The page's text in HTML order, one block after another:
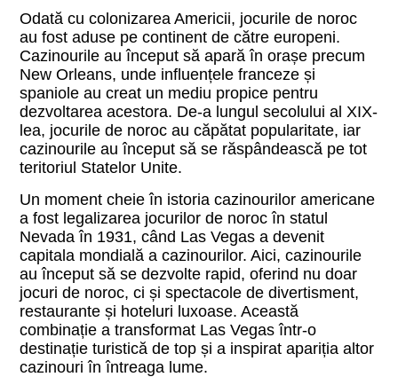
Odată cu colonizarea Americii, jocurile de noroc
au fost aduse pe continent de către europeni.
Cazinourile au început să apară în orașe precum
New Orleans, unde influențele franceze și
spaniole au creat un mediu propice pentru
dezvoltarea acestora. De-a lungul secolului al XIX-
lea, jocurile de noroc au căpătat popularitate, iar
cazinourile au început să se răspândească pe tot
teritoriul Statelor Unite.
Un moment cheie în istoria cazinourilor americane
a fost legalizarea jocurilor de noroc în statul
Nevada în 1931, când Las Vegas a devenit
capitala mondială a cazinourilor. Aici, cazinourile
au început să se dezvolte rapid, oferind nu doar
jocuri de noroc, ci și spectacole de divertisment,
restaurante și hoteluri luxoase. Această
combinație a transformat Las Vegas într-o
destinație turistică de top și a inspirat apariția altor
cazinouri în întreaga lume.